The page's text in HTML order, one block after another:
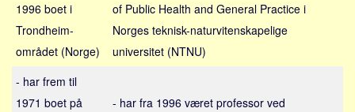
Alle
Nøgleord
Bolig
Job
1996 boet i
Trondheim-
området (Norge)
of Public Health and General Practice i
Norges teknisk-naturvitenskapelige
universitet (NTNU)
- har frem til
1971 boet på
- har fra 1996 været professor ved